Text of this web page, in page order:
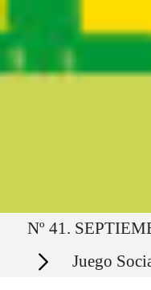
Ruta del sitio
Nº 41.
Secciones Juego